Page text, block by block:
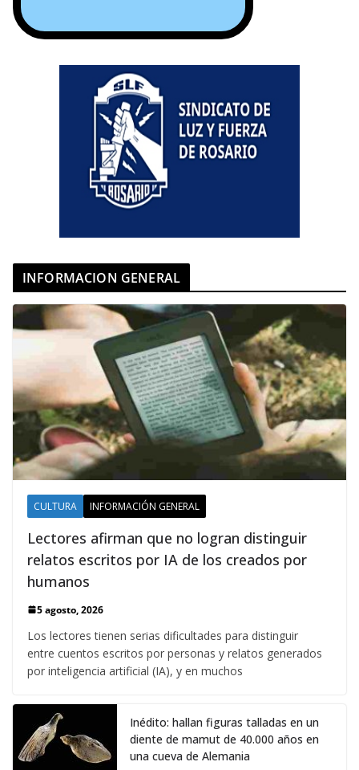
INFORMACION GENERAL
CULTURA INFORMACIÓN GENERAL
Lectores afirman que no logran distinguir
relatos escritos por IA de los creados por
humanos
5 agosto, 2026
Los lectores tienen serias dificultades para distinguir
entre cuentos escritos por personas y relatos generados
por inteligencia artificial (IA), y en muchos
Inédito: hallan figuras talladas en un
diente de mamut de 40.000 años en
una cueva de Alemania